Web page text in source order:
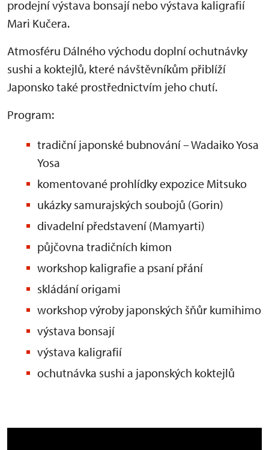
prodejní výstava bonsají nebo výstava kaligrafií
Mari Kučera.
Atmosféru Dálného východu doplní ochutnávky
sushi a koktejlů, které návštěvníkům přiblíží
Japonsko také prostřednictvím jeho chutí.
Program:
tradiční japonské bubnování – Wadaiko Yosa
Yosa
komentované prohlídky expozice Mitsuko
ukázky samurajských soubojů (Gorin)
divadelní představení (Mamyarti)
půjčovna tradičních kimon
workshop kaligrafie a psaní přání
skládání origami
workshop výroby japonských šňůr kumihimo
výstava bonsají
výstava kaligrafií
ochutnávka sushi a japonských koktejlů